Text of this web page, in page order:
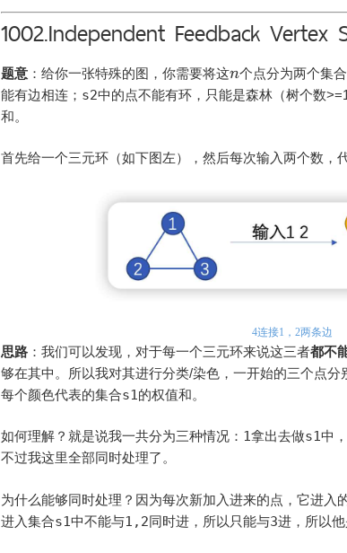
1002.Independent Feedback Vertex
题意 ：给你一张特殊的图，你需要将这 个点分为两个集合
能有边相连； s2中的点不能有环，只能是森林（树个数
和。
首先给一个三元环（如下图左），然后每次输入两个数，
思路 ：我们可以发现，对于每一个三元环来说这三者都不
够在其中。所以我对其进行分类/染色，一开始的三个点分
每个颜色代表的集合s1的权值和。
如何理解？就是说我一共分为三种情况： 1拿出去做s1中，
不过我这里全部同时处理了。
为什么能够同时处理？因为每次新加入进来的点，它进入
进入集合s1中不能与1,2同时进，所以只能与3进，所以